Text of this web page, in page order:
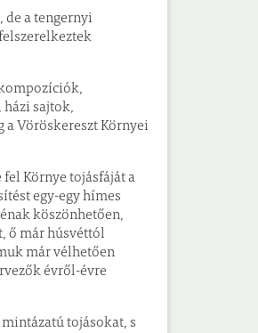
de a tengernyi
sajtok,
a Vöröskereszt Környei
Környe tojásfáját a
egy-egy hímes
köszönhetően,
ő már húsvéttól
már vélhetően
évről-évre
tojásokat, s